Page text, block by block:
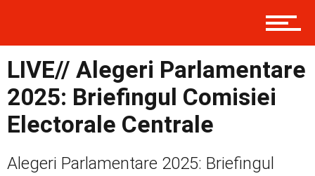
Contact
Prima
LIVE// Alegeri Parlamentare
2025: Briefingul Comisiei
Electorale Centrale
Alegeri Parlamentare 2025: Briefingul